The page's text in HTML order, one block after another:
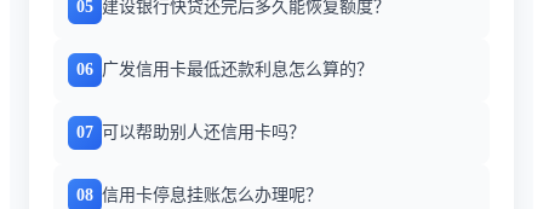
05 建设银行快贷还完后多久能恢复额度？
06 广发信用卡最低还款利息怎么算的？
07 可以帮助别人还信用卡吗？
08 信用卡停息挂账怎么办理呢？